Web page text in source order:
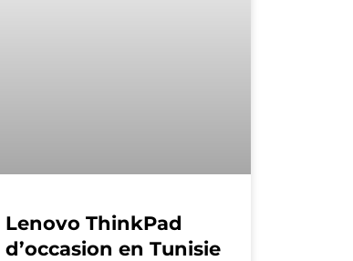
Lenovo ThinkPad
d’occasion en Tunisie